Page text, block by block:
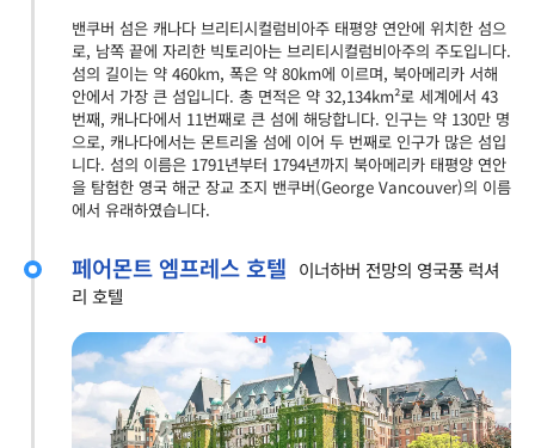
밴쿠버 섬은 캐나다 브리티시컬럼비아주 태평양 연안에 위치한 섬으
로, 남쪽 끝에 자리한 빅토리아는 브리티시컬럼비아주의 주도입니다.
섬의 길이는 약 460km, 폭은 약 80km에 이르며, 북아메리카 서해
안에서 가장 큰 섬입니다. 총 면적은 약 32,134km²로 세계에서 43
번째, 캐나다에서 11번째로 큰 섬에 해당합니다. 인구는 약 130만 명
으로, 캐나다에서는 몬트리올 섬에 이어 두 번째로 인구가 많은 섬입
니다. 섬의 이름은 1791년부터 1794년까지 북아메리카 태평양 연안
을 탐험한 영국 해군 장교 조지 밴쿠버(George Vancouver)의 이름
에서 유래하였습니다.
페어몬트 엠프레스 호텔 이너하버 전망의 영국풍 럭셔
리 호텔